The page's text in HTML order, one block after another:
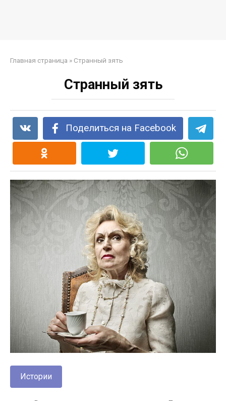
Главная страница » Странный зять
Странный зять
Поделиться на Facebook
Истории